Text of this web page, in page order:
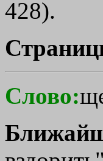
428).
Слово: